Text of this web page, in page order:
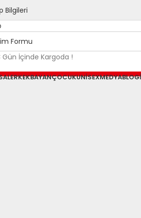
Bilgileri
Formu
Gün İçinde Kargoda !
ERKEKBAYANÇOCUKUNISEXMEDYABLOG